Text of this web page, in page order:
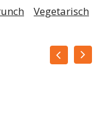
Vegetarisch